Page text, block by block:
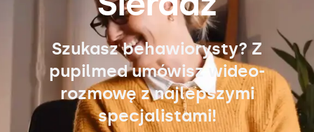
Szukasz behawiorysty? Z
pupilmed umówisz wideo-
rozmowę z najlepszymi
specjalistami!